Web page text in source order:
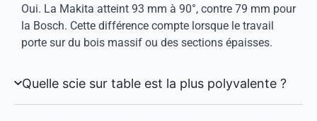
Oui. La Makita atteint 93 mm à 90°, contre 79 mm pour
la Bosch. Cette différence compte lorsque le travail
porte sur du bois massif ou des sections épaisses.
Quelle scie sur table est la plus polyvalente ?